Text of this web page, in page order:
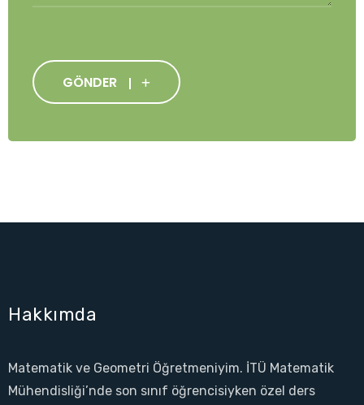
GÖNDER
Hakkımda
Matematik ve Geometri Öğretmeniyim. İTÜ Matematik
Mühendisliği’nde son sınıf öğrencisiyken özel ders